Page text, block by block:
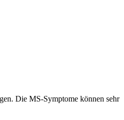
Die MS-Symptome können sehr